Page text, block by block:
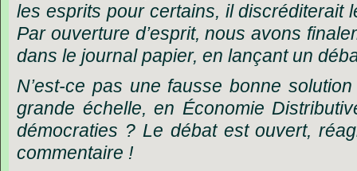
les esprits pour certains, il discréditerait
Par ouverture d’esprit, nous avons
dans le journal papier, en lançant un
N’est-ce pas une fausse bonne
grande échelle, en Économie
démocraties ? Le débat est ouvert,
commentaire !